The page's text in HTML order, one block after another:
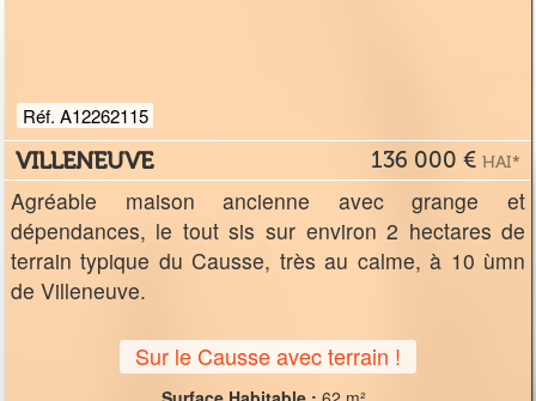
Réf. A12262115
VILLENEUVE 136 000 € HAI*
Agréable maison ancienne avec grange et
dépendances, le tout sis sur environ 2 hectares de
terrain typique du Causse, très au calme, à 10 ùmn
de Villeneuve.
Sur le Causse avec terrain !